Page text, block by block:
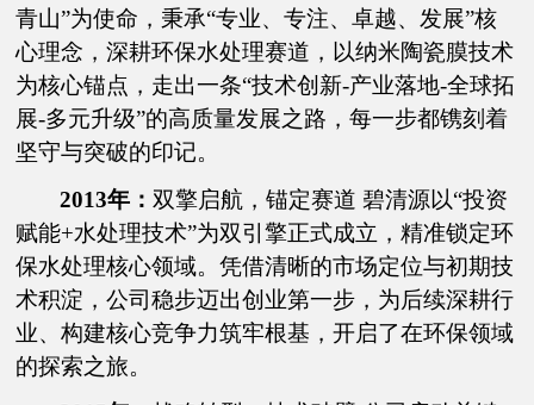
青山”为使命，秉承“专业、专注、卓越、发展”核
心理念，深耕环保水处理赛道，以纳米陶瓷膜技术
为核心锚点，走出一条“技术创新-产业落地-全球拓
展-多元升级”的高质量发展之路，每一步都镌刻着
坚守与突破的印记。
2013年： 双擎启航，锚定赛道 碧清源以“投资
赋能+水处理技术”为双引擎正式成立，精准锁定环
保水处理核心领域。凭借清晰的市场定位与初期技
术积淀，公司稳步迈出创业第一步，为后续深耕行
业、构建核心竞争力筑牢根基，开启了在环保领域
的探索之旅。